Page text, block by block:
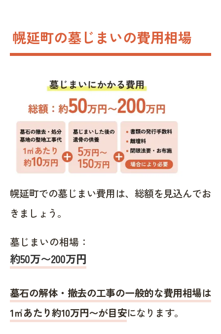
幌延町の墓じまいの費用相場
幌延町での墓じまい費用は、総額を見込んでお
きましょう。
墓じまいの相場：
約50万〜200万円
墓石の解体・撤去の工事の一般的な費用相場は
1㎡あたり約10万円〜が目安になります。